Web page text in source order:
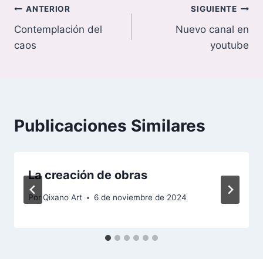
Navegación
de
ANTERIOR
Contemplación del
caos
SIGUIENTE
Nuevo canal en
youtube
Publicaciones Similares
La creación de obras
PorQixano Art 6 de noviembre de 2024